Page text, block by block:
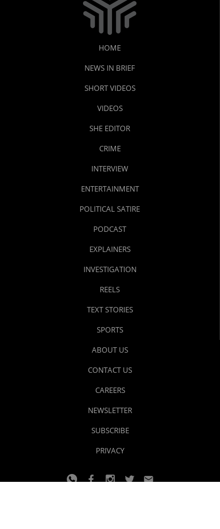
HOME
NEWS IN BRIEF
SHORT VIDEOS
VIDEOS
SHE EDITOR
CRIME
INTERVIEW
ENTERTAINMENT
POLITICAL SATIRE
PODCAST
EXPLAINERS
INVESTIGATION
REELS
TEXT STORIES
SPORTS
ABOUT US
CONTACT US
CAREERS
NEWSLETTER
SUBSCRIBE
PRIVACY